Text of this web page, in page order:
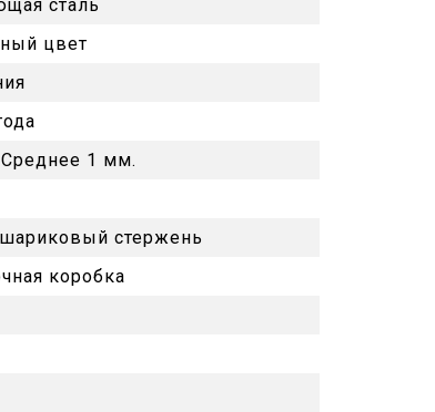
сталь
цвет
1 мм.
стержень
коробка